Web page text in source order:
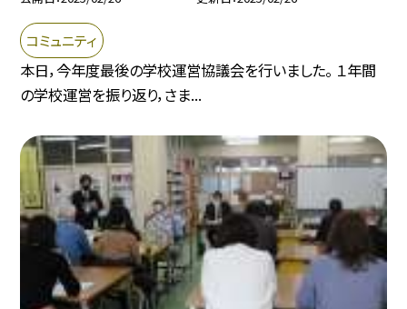
コミュニティ
本日，今年度最後の学校運営協議会を行いました。 １年間
の学校運営を振り返り，さま...